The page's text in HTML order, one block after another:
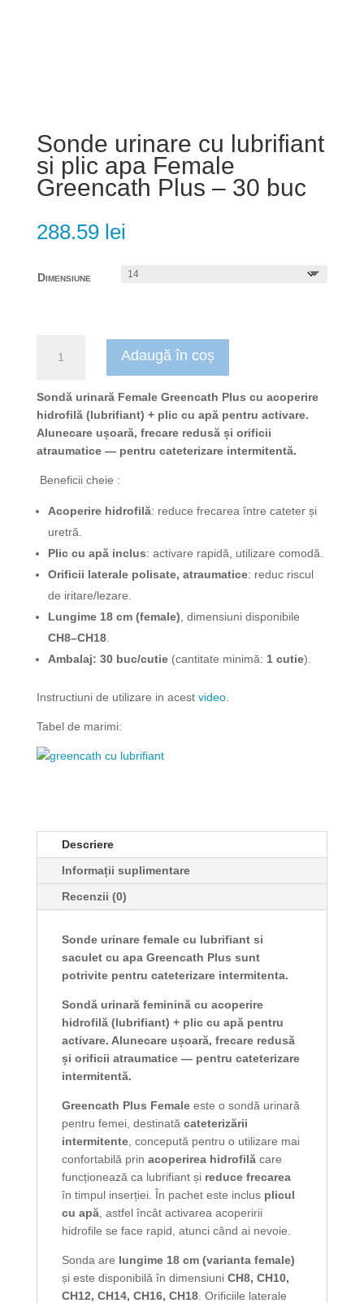
Sonde urinare cu lubrifiant
si plic apa Female
Greencath Plus – 30 buc
288.59 lei
Dimensiune
Sonde
cu
lubrifiant
si
plic
Female
Greencath
30
buc
Adaugă în coș
Sondă urinară Female Greencath Plus cu acoperire
hidrofilă (lubrifiant) + plic cu apă pentru activare.
Alunecare ușoară, frecare redusă și orificii
atraumatice — pentru cateterizare intermitentă.
Beneficii cheie :
Acoperire hidrofilă: reduce frecarea între cateter și
uretră.
Plic cu apă inclus: activare rapidă, utilizare comodă.
Orificii laterale polisate, atraumatice: reduc riscul
de iritare/lezare.
Lungime 18 cm (female) , dimensiuni disponibile
CH8–CH18.
Ambalaj: 30 buc/cutie(cantitate minimă: 1 cutie).
Instructiuni de utilizare in acest video.
Tabel de marimi:
Descriere
Informații suplimentare
Recenzii (0)
Sonde urinare female cu lubrifiant si
saculet cu apa Greencath Plus sunt
potrivite pentru cateterizare intermitenta.
Sondă urinară feminină cu acoperire
hidrofilă (lubrifiant) + plic cu apă pentru
activare. Alunecare ușoară, frecare redusă
și orificii atraumatice — pentru cateterizare
intermitentă.
Greencath Plus Femaleeste o sondă urinară
pentru femei, destinată cateterizării
intermitente, concepută pentru o utilizare mai
confortabilă prin acoperirea hidrofilăcare
funcționează ca lubrifiant și reduce frecarea
în timpul inserției. În pachet este inclus plicul
cu apă, astfel încât activarea acoperirii
hidrofile se face rapid, atunci când ai nevoie.
Sonda are lungime 18 cm (varianta female)
și este disponibilă în dimensiuni CH8, CH10,
CH12, CH14, CH16, CH18. Orificiile laterale